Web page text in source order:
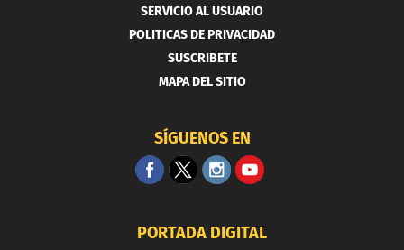
SERVICIO AL USUARIO
POLITICAS DE PRIVACIDAD
SUSCRIBETE
MAPA DEL SITIO
SÍGUENOS EN
PORTADA DIGITAL